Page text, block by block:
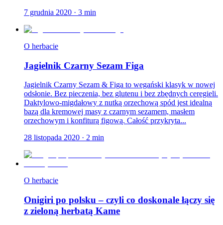
7 grudnia 2020 · 3 min
O herbacie
Jagielnik Czarny Sezam Figa
Jagielnik Czarny Sezam & Figa to wegański klasyk w nowej
odsłonie. Bez pieczenia, bez glutenu i bez zbędnych ceregieli.
Daktylowo-migdałowy z nutką orzechową spód jest idealną
bazą dla kremowej masy z czarnym sezamem, masłem
orzechowym i konfiturą figową. Całość przykryta...
28 listopada 2020 · 2 min
O herbacie
Onigiri po polsku – czyli co doskonale łączy się
z zieloną herbatą Kame